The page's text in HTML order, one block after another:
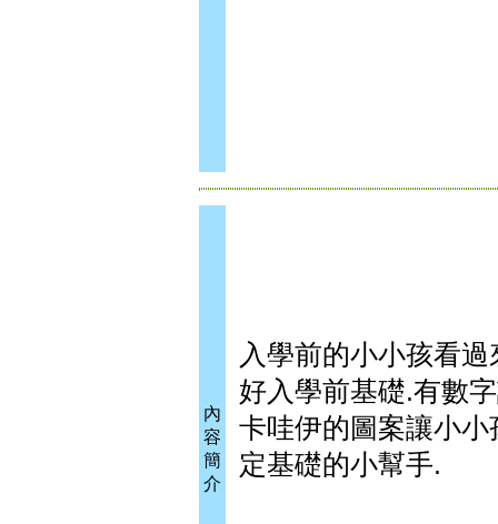
內
容
簡
介
入學前的小小孩看
好入學前基礎.有數
卡哇伊的圖案讓小
定基礎的小幫手.